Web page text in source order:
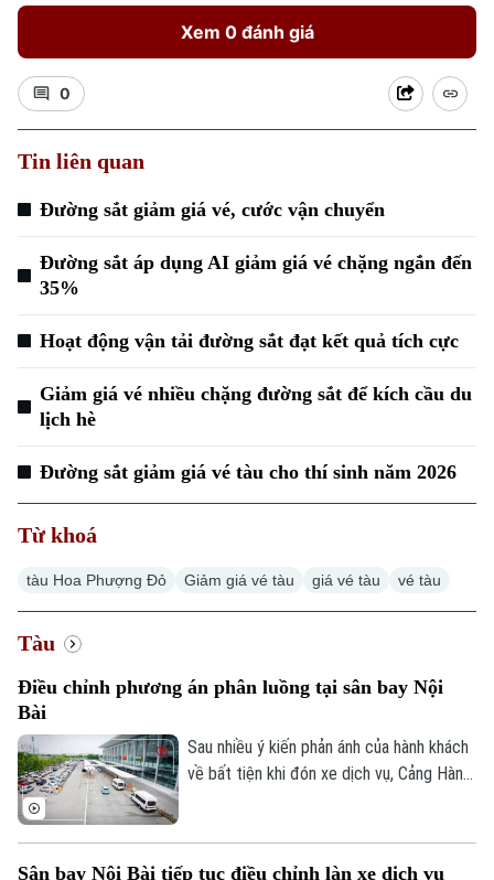
Xem 0 đánh giá
0
Tin liên quan
Đường sắt giảm giá vé, cước vận chuyển
Đường sắt áp dụng AI giảm giá vé chặng ngắn đến
35%
Hoạt động vận tải đường sắt đạt kết quả tích cực
Giảm giá vé nhiều chặng đường sắt để kích cầu du
lịch hè
Đường sắt giảm giá vé tàu cho thí sinh năm 2026
Từ khoá
tàu Hoa Phượng Đỏ Giảm giá vé tàu giá vé tàu vé tàu
Tàu
Điều chỉnh phương án phân luồng tại sân bay Nội
Bài
Sau nhiều ý kiến phản ánh của hành khách
về bất tiện khi đón xe dịch vụ, Cảng Hàng
Sân bay Nội Bài tiếp tục điều chỉnh làn xe dịch vụ